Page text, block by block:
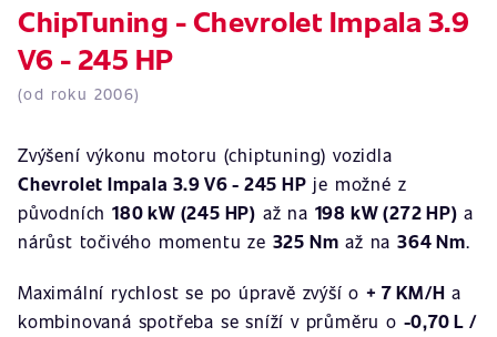
ChipTuning - Chevrolet Impala 3.9
V6 - 245 HP
(od roku 2006)
Zvýšení výkonu motoru (chiptuning) vozidla
Chevrolet Impala 3.9 V6 - 245 HP je možné z
původních180 kW (245 HP) až na 198 kW (272 HP) a
nárůst točivého momentu ze 325 Nm až na364 Nm.
Maximální rychlost se po úpravě zvýší o + 7 KM/H a
kombinovaná spotřeba se sníží v průměru o -0,70 L /